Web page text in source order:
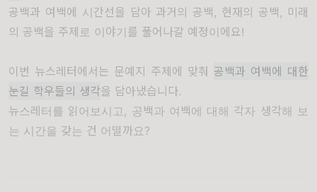
공백과 여백에 시간선을 담아 과거의 공백, 현재의 공백, 미래
의 공백을 주제로 이야기를 풀어나갈 예정이에요!
이번 뉴스레터에서는 문예지 주제에 맞춰 공백과 여백에 대한
눈길 학우들의 생각을 담아냈습니다.
뉴스레터를 읽어보시고, 공백과 여백에 대해 각자 생각해 보
는 시간을 갖는 건 어떨까요?